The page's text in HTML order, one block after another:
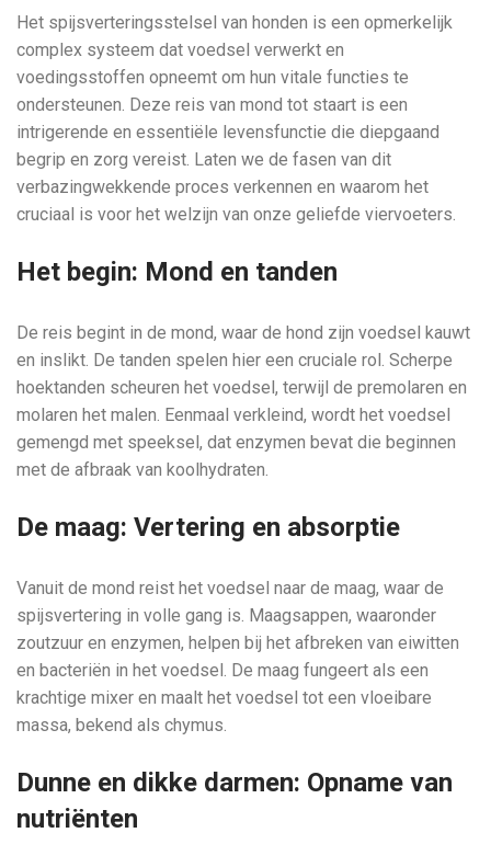
Het spijsverteringsstelsel van honden is een opmerkelijk
complex systeem dat voedsel verwerkt en
voedingsstoffen opneemt om hun vitale functies te
ondersteunen. Deze reis van mond tot staart is een
intrigerende en essentiële levensfunctie die diepgaand
begrip en zorg vereist. Laten we de fasen van dit
verbazingwekkende proces verkennen en waarom het
cruciaal is voor het welzijn van onze geliefde viervoeters.
Het begin: Mond en tanden
De reis begint in de mond, waar de hond zijn voedsel kauwt
en inslikt. De tanden spelen hier een cruciale rol. Scherpe
hoektanden scheuren het voedsel, terwijl de premolaren en
molaren het malen. Eenmaal verkleind, wordt het voedsel
gemengd met speeksel, dat enzymen bevat die beginnen
met de afbraak van koolhydraten.
De maag: Vertering en absorptie
Vanuit de mond reist het voedsel naar de maag, waar de
spijsvertering in volle gang is. Maagsappen, waaronder
zoutzuur en enzymen, helpen bij het afbreken van eiwitten
en bacteriën in het voedsel. De maag fungeert als een
krachtige mixer en maalt het voedsel tot een vloeibare
massa, bekend als chymus.
Dunne en dikke darmen: Opname van
nutriënten